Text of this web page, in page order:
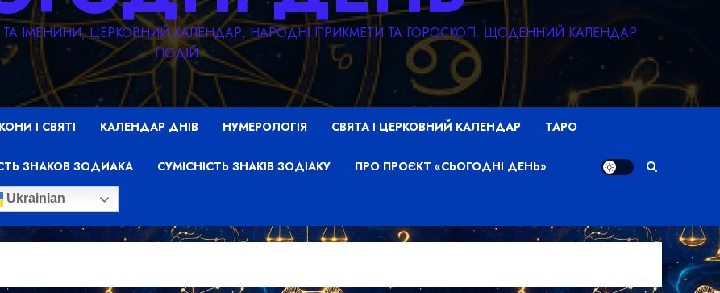
ТА ІМЕНИНИ, ЦЕРКОВНИЙ КАЛЕНДАР, НАРОДНІ ПРИКМЕТИ ТА ГОРОСКОП. ЩОДЕННИЙ КАЛЕНДАР
ПОДІЙ.
І СВЯТІ КАЛЕНДАР ДНІВ НУМЕРОЛОГІЯ СВЯТА І ЦЕРКОВНИЙ КАЛЕНДАР ТАРО
ЗНАКОВ ЗОДИАКА СУМІСНІСТЬ ЗНАКІВ ЗОДІАКУ ПРО ПРОЄКТ «СЬОГОДНІ ДЕНЬ»
Ukrainian